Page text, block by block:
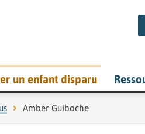
un enfant disparu
Page actuelle :
Amber Guiboche